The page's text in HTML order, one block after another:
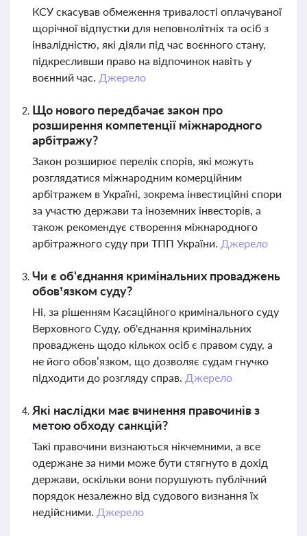
КСУ скасував обмеження тривалості оплачуваної
щорічної відпустки для неповнолітніх та осіб з
інвалідністю, які діяли під час воєнного стану,
підкресливши право на відпочинок навіть у
воєнний час. Джерело
Що нового передбачає закон про
розширення компетенції міжнародного
арбітражу?
Закон розширює перелік спорів, які можуть
розглядатися міжнародним комерційним
арбітражем в Україні, зокрема інвестиційні спори
за участю держави та іноземних інвесторів, а
також рекомендує створення міжнародного
арбітражного суду при ТПП України. Джерело
Чи є об'єднання кримінальних проваджень
обов’язком суду?
Ні, за рішенням Касаційного кримінального суду
Верховного Суду, об'єднання кримінальних
проваджень щодо кількох осіб є правом суду, а
не його обов’язком, що дозволяє судам гнучко
підходити до розгляду справ. Джерело
Які наслідки має вчинення правочинів з
метою обходу санкцій?
Такі правочини визнаються нікчемними, а все
одержане за ними може бути стягнуто в дохід
держави, оскільки вони порушують публічний
порядок незалежно від судового визнання їх
недійсними. Джерело